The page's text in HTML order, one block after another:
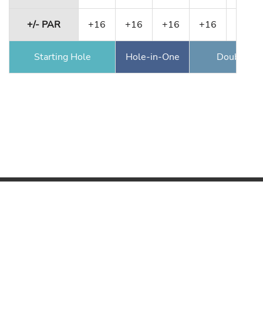
+/- PAR +16 +16 +16 +16
Starting Hole Hole-in-One Double